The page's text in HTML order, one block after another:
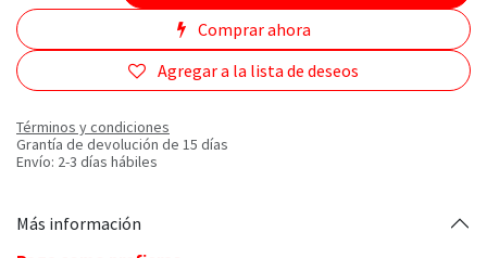
Comprar ahora
Agregar a la lista de deseos
Términos y condiciones
Grantía de devolución de 15 días
Envío: 2-3 días hábiles
Más información